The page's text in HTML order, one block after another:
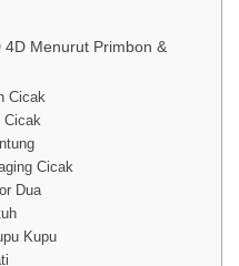
4D Menurut Primbon &
Cicak
Cicak
Cicak
Dua
Kupu